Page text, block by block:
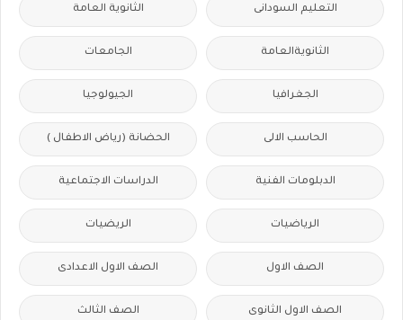
التعليم السودانى الثانوية العامة
الثانويةالعامة الجامعات
الجغرافيا الجيولوجيا
الحاسب الالى الحضانة (رياض الاطفال )
الدبلومات الفنية الدراسات الاجتماعية
الرياضيات الريضيات
الصف الاول الصف الاول الاعدادى
الصف الاول الثانوى الصف الثالث